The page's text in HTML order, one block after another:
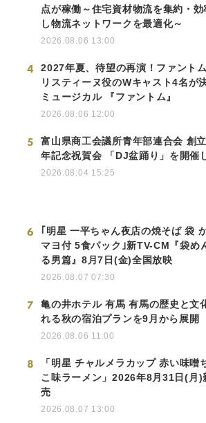
点が稼働～住宅資材物流を集約・効
し物流ネットワークを最適化～
2026.08.06 13:00
4
2027年夏、待望の再演！ファント
リスティーヌ役のWキャスト4名が
ミュージカル 『ファントム』
2026.08.06 12:00
5
富山県商工会議所青年部連合会 創
年記念祝賀会 「DJ盆踊り」を開催
2026.08.04 15:25
6
｢明星 一平ちゃん夜店の焼そば 袋
マヨ付 5食パック｣新TV-CM『袋め
る男篇』8月7日(金)全国放映
2026.08.07 07:30
7
亀の井ホテル 有馬 有馬の歴史と文
れる秋の宿泊プランを9月から展開
2026.08.06 11:00
8
「明星 チャルメラカップ 赤い味噌
こ味ラーメン」2026年8月31日(月)
売
2026.08.07 13:00